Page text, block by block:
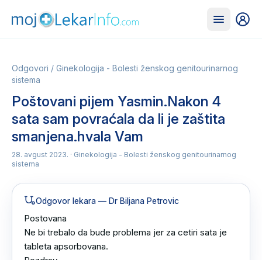
Odgovori / Ginekologija - Bolesti ženskog genitourinarnog
sistema
Poštovani pijem Yasmin.Nakon 4
sata sam povraćala da li je zaštita
smanjena.hvala Vam
28. avgust 2023. · Ginekologija - Bolesti ženskog genitourinarnog
sistema
Odgovor lekara — Dr Biljana Petrovic
Postovana
Ne bi trebalo da bude problema jer za cetiri sata je
tableta apsorbovana.